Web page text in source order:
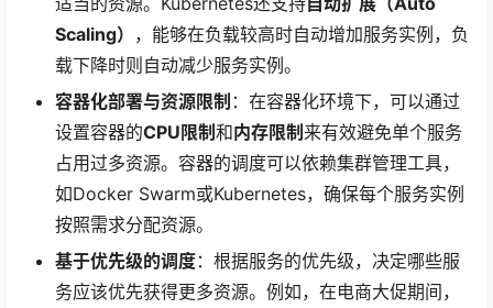
Scaling） ，能够在负载较高时自动增加服务实例，负
载下降时则自动减少服务实例。
容器化部署与资源限制 ：在容器化环境下，可以通过
设置容器的CPU限制 和内存限制 来有效避免单个服务
占用过多资源。容器的调度可以依赖集群管理工具，
如Docker Swarm或Kubernetes，确保每个服务实例
按照需求分配资源。
基于优先级的调度：根据服务的优先级，决定哪些服
务应该优先获得更多资源。例如，在电商大促期间，